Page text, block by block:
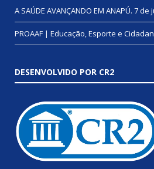
A SAÚDE AVANÇANDO EM ANAPÚ. 7 de
PROAAF | Educação, Esporte e
DESENVOLVIDO POR CR2